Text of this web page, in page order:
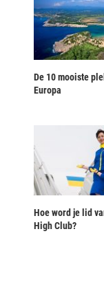
De 10 mooiste
Europa
Hoe word je lid
High Club?